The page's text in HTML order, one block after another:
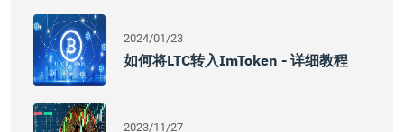
2024/01/23
如何将LTC转入imToken - 详细教程
2023/11/27